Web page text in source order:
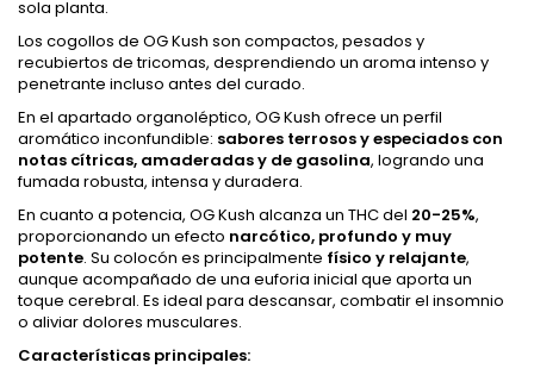
sola planta.
Los cogollos de OG Kush son compactos, pesados y
recubiertos de tricomas, desprendiendo un aroma intenso y
penetrante incluso antes del curado.
En el apartado organoléptico, OG Kush ofrece un perfil
aromático inconfundible: sabores terrosos y especiados con
notas cítricas, amaderadas y de gasolina, logrando una
fumada robusta, intensa y duradera.
En cuanto a potencia, OG Kush alcanza un THC del 20-25%,
proporcionando un efecto narcótico, profundo y muy
potente. Su colocón es principalmente físico y relajante,
aunque acompañado de una euforia inicial que aporta un
toque cerebral. Es ideal para descansar, combatir el insomnio
o aliviar dolores musculares.
Características principales: